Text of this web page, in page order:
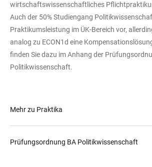
wirtschaftswissenschaftliches
Auch der 50% Studiengang
Praktikumsleistung im ÜK-Bereich vor,
analog zu ECON1d eine
finden Sie dazu im Anhang der
Politikwissenschaft.
Mehr zu Praktika
Prüfungsordnung BA Politikwissenschaft